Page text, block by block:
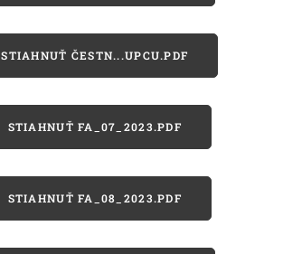
STIAHNUŤ ČESTN...UPCU.PDF
STIAHNUŤ FA_07_2023.PDF
STIAHNUŤ FA_08_2023.PDF